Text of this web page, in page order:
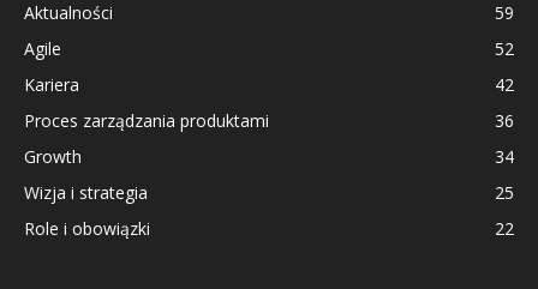
Aktualności
59
Agile
52
Kariera
42
Proces zarządzania produktami
36
Growth
34
Wizja i strategia
25
Role i obowiązki
22